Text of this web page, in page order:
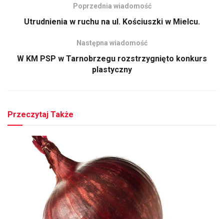
Poprzednia wiadomość
Utrudnienia w ruchu na ul. Kościuszki w Mielcu.
Następna wiadomość
W KM PSP w Tarnobrzegu rozstrzygnięto konkurs
plastyczny
Przeczytaj Także